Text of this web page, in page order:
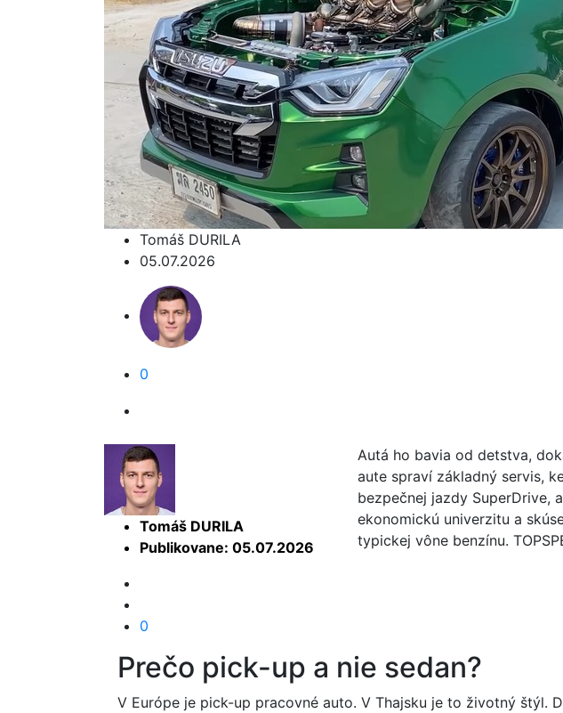
Tomáš DURILA
05.07.2026
0
Tomáš DURILA
Publikovane: 05.07.2026
Autá ho bavia od detstva,
aute spraví základný servis,
bezpečnej jazdy SuperDrive,
ekonomickú univerzitu a
typickej vône benzínu.
0
Prečo pick-up a nie sedan?
V Európe je pick-up pracovné auto. V Thajsku je to životný štýl.